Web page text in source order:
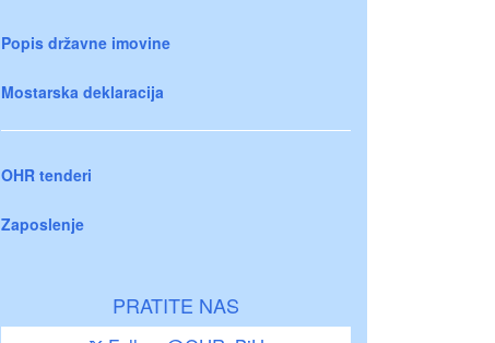
Popis državne imovine
Mostarska deklaracija
OHR tenderi
Zaposlenje
PRATITE NAS